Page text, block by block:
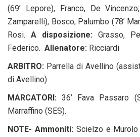
(69’ Lepore), Franco, De
Zamparelli), Bosco; Palumbo (78’
Rosi. A disposizione: Grasso,
Federico. Allenatore: Ricciardi
ARBITRO: Parrella di Avellino
di Avellino)
MARCATORI:36’ Fava Passaro
Marraffino (SES).
NOTE- Ammoniti: Scielzo e Murolo